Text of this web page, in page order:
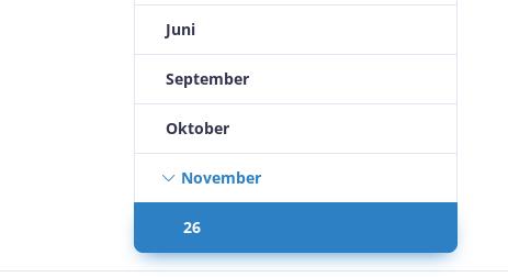
Juni
September
Oktober
November
26